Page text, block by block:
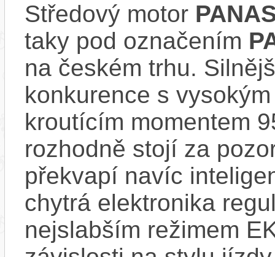
Středový motor
taky pod označením
na českém trhu.
konkurence s
kroutícím momentem
rozhodně stojí za
překvapí navíc
chytrá elektronika
nejslabším režimem